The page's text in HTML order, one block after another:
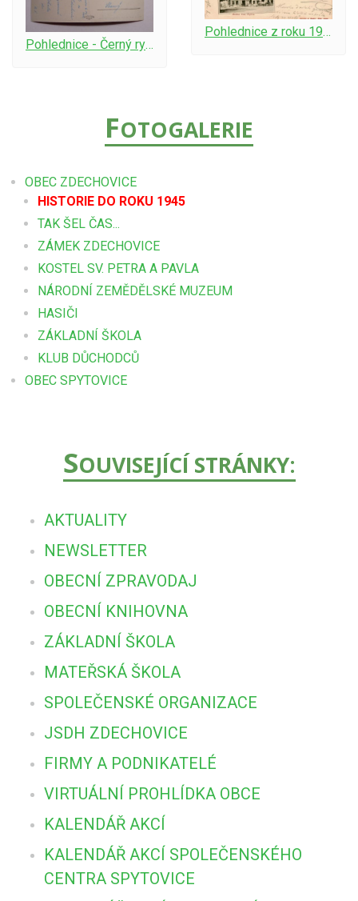
Pohlednice - Černý rybník - rubová strana pohlednice
Pohlednice z roku 1904
FOTOGALERIE
OBEC ZDECHOVICE
HISTORIE DO ROKU 1945
TAK ŠEL ČAS...
ZÁMEK ZDECHOVICE
KOSTEL SV. PETRA A PAVLA
NÁRODNÍ ZEMĚDĚLSKÉ MUZEUM
HASIČI
ZÁKLADNÍ ŠKOLA
KLUB DŮCHODCŮ
OBEC SPYTOVICE
SOUVISEJÍCÍ STRÁNKY:
AKTUALITY
NEWSLETTER
OBECNÍ ZPRAVODAJ
OBECNÍ KNIHOVNA
ZÁKLADNÍ ŠKOLA
MATEŘSKÁ ŠKOLA
SPOLEČENSKÉ ORGANIZACE
JSDH ZDECHOVICE
FIRMY A PODNIKATELÉ
VIRTUÁLNÍ PROHLÍDKA OBCE
KALENDÁŘ AKCÍ
KALENDÁŘ AKCÍ SPOLEČENSKÉHO
CENTRA SPYTOVICE